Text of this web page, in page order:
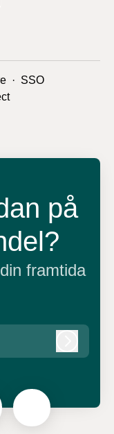
· SSO
på
framtida